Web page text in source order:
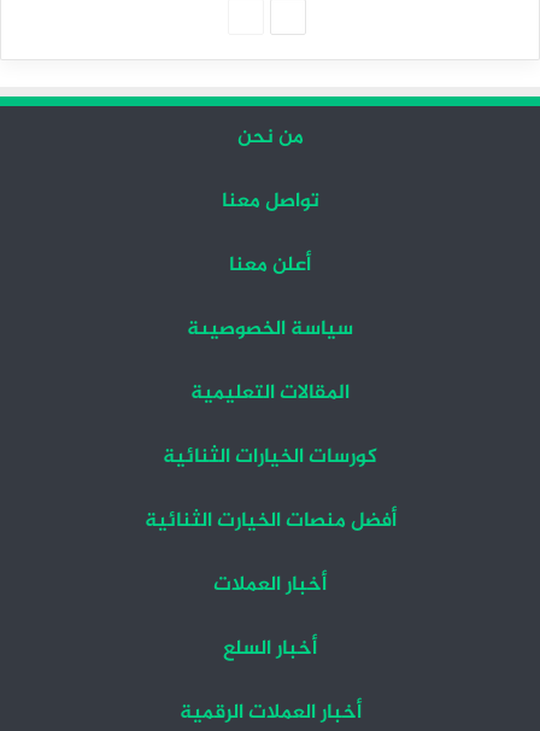
من نحن
تواصل معنا
أعلن معنا
سياسة الخصوصيىة
المقالات التعليمية
كورسات الخيارات الثنائية
أفضل منصات الخيارت الثنائية
أخبار العملات
أخبار السلع
أخبار العملات الرقمية